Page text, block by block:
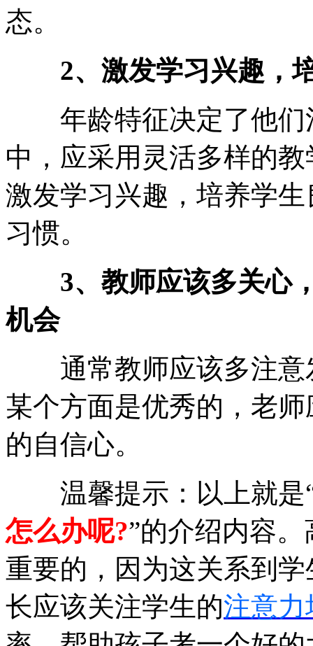
态。
2、激发学习兴趣，
年龄特征决定了他们
中，应采用灵活多样的
激发学习兴趣，培养学
习惯。
3、教师应该多关心，
机会
通常教师应该多注意
某个方面是优秀的，老
的自信心。
温馨提示：以上就是
怎么办呢?”的介绍内容
重要的，因为这关系到
长应该关注学生的注意力